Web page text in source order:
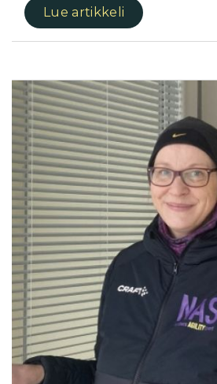
Lue artikkeli